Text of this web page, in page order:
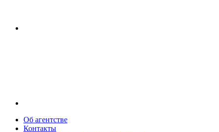
Об агентстве
Контакты